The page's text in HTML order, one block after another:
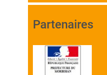
Partenaires